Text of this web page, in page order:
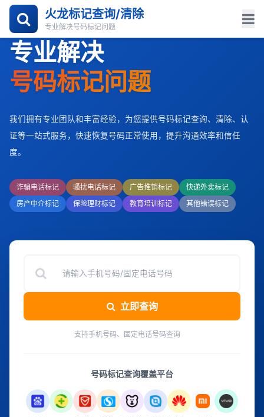
火龙标记查询/清除
专业解决号码标记问题
专业解决
号码标记问题
我们拥有专业团队和丰富经验，为您提供号码标记查询、清除、认
证等一站式服务，快速恢复号码正常使用，提升沟通效率和信任
度。
诈骗电话标记 骚扰电话标记 广告推销标记
快递外卖标记
房产中介标记
保险理财标记 教育培训标记 其他错误标记
立即查询
支持手机号码、固定电话号码查询
号码标记查询覆盖平台